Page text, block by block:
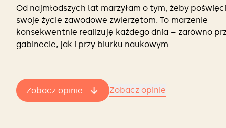
Od najmłodszych lat marzyłam o tym, żeby
swoje życie zawodowe zwierzętom. To marzenie
konsekwentnie realizuję każdego dnia – zarówno
gabinecie, jak i przy biurku naukowym.
Zobacz opinie Zobacz opinie